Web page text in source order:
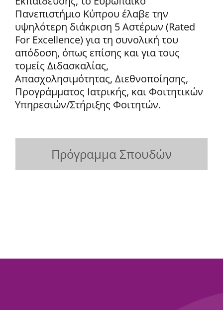
Πανεπιστήμιο Κύπρου έλαβε την
υψηλότερη διάκριση 5 Αστέρων (Rated
For Excellence) για τη συνολική του
απόδοση, όπως επίσης και για τους
τομείς Διδασκαλίας,
Απασχολησιμότητας, Διεθνοποίησης,
Προγράμματος Ιατρικής, και Φοιτητικών
Υπηρεσιών/Στήριξης Φοιτητών.
Πρόγραμμα Σπουδών